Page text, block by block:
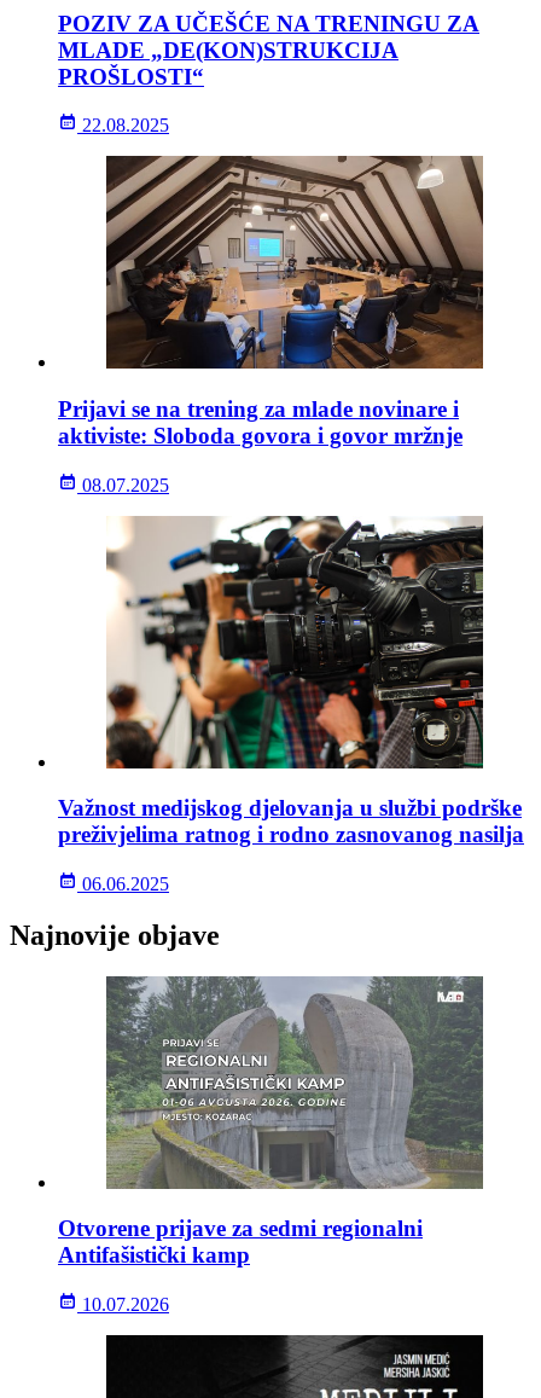
POZIV ZA UČEŠĆE NA TRENINGU ZA
MLADE „DE(KON)STRUKCIJA
PROŠLOSTI“
22.08.2025
Prijavi se na trening za mlade novinare i
aktiviste: Sloboda govora i govor mržnje
08.07.2025
Važnost medijskog djelovanja u službi podrške
preživjelima ratnog i rodno zasnovanog nasilja
06.06.2025
Najnovije objave
Otvorene prijave za sedmi regionalni
Antifašistički kamp
10.07.2026